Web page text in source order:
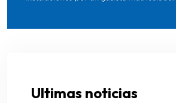
Ultimas noticias